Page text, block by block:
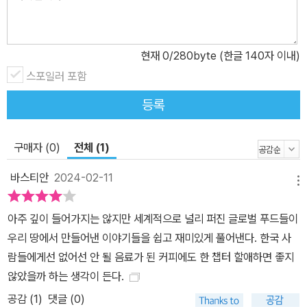
래 음식이 유입된 개항과 식민지 시기, 미국과 유엔의 원조에 의지해
장기, 미국식 패스트푸드점이 생겨나고 한국 음식이 세계로 나가기
시작한 세계화 이후까지다. 아홉 가지 글로벌 푸드는 기원과 유래에
서 시작해 한반도에 상륙하고 ‘한국화’되어가는 과정, 또 음식을 접한
당대 사람들을 반응과 사회적 영향 등의 이야기를 풍부한 문헌 자료
와 이미지를 기반으 로 들려준다. 자칫 세계사와 한국사 속에서 공백
이 될 뻔한 외래 음식의 한국사를 소개함으로써 한국의 음식문화를
바라보는 또 다른 시선을 제안한다. 당연히 ‘전통 한식’이라 여기는 음
식의 재료 중에는 다른 나라에서 유래한 것도 있다. 한국 배추김치의
배추는 20세기 초 중국 산둥성 출신 화교들이 들고 온 씨앗에서 출발
했다. 고추도 500여 년 전 중앙아메리카에서 유럽인의 배에 실려 우
여곡절을 겪으며 한반도에 들어와서 재배가 시작되었다. 오늘날 K푸
드의 세계화에 앞장서는 치킨·닭갈비·떡볶이 같은 음식은 1960년대
에 처음 등장했다. 치킨은 미국산 콩에서 뽑아낸 콩기름과 대두박, 그
리고 미국산 밀가루가 결합하여 탄생했다. 2010년대 이후 닭갈비와
현재 0/280byte (한글 140자 이내)
스포일러 포함
등록
구매자 (0) 전체 (1)
바스티안 2024-02-11
아주 깊이 들어가지는 않지만 세계적으로 널리 퍼진 글로벌 푸드들이
우리 땅에서 만들어낸 이야기들을 쉽고 재미있게 풀어낸다. 한국 사
람들에게선 없어선 안 될 음료가 된 커피에도 한 챕터 할애하면 좋지
않았을까 하는 생각이 든다.
공감 (1) 댓글 (0)